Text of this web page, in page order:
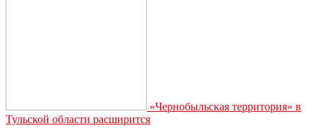
«Чернобыльская территория» в
Тульской области расширится